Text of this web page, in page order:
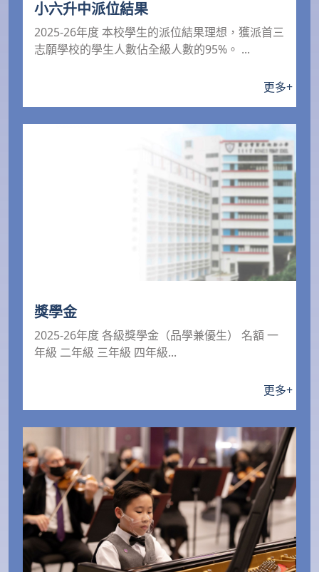
小六升中派位結果
2025-26年度 本校學生的派位結果理想，獲派首三
志願學校的學生人數佔全級人數的95%。 ...
更多+
獎學金
2025-26年度 各級獎學金（品學兼優生） 名額 一
年級 二年級 三年級 四年級...
更多+